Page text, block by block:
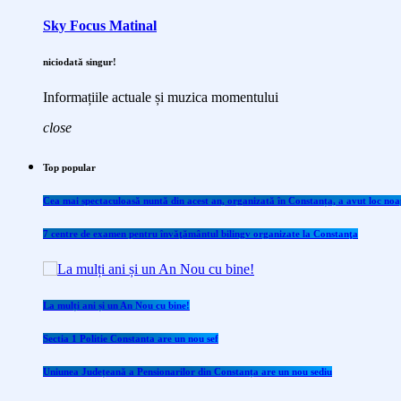
Sky Focus Matinal
niciodată singur!
Informațiile actuale și muzica momentului
close
Top popular
Cea mai spectaculoasă nuntă din acest an, organizată în Constanța, a avut loc
7 centre de examen pentru învăţământul bilingv organizate la Constanţa
La mulți ani și un An Nou cu bine!
Sectia 1 Politie Constanta are un nou sef
Uniunea Județeană a Pensionarilor din Constanța are un nou sediu